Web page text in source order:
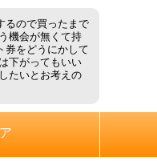
るので買ったまで
機会が無くて持
券をどうにかして
下がってもいい
たいとお考えの